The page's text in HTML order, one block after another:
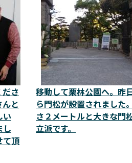
さ
と
い
し
て頂
移動して栗林公園へ。昨
ら門松が設置されました
さ２メートルと大きな門
立派です。